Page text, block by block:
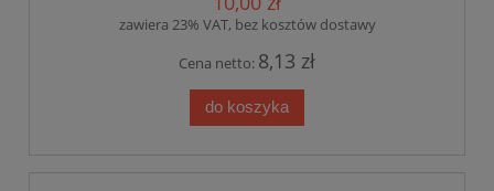
zawiera 23% VAT, bez kosztów dostawy
Cena netto: 8,13 zł
do koszyka